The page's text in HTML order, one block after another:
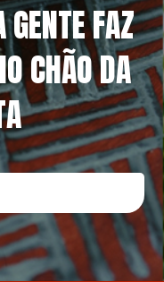
GENTE FAZ
CHÃO DA